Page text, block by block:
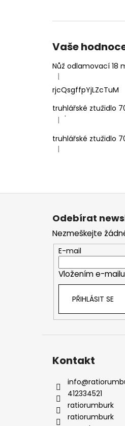
Vaše
Nůž odlamovací 18
Hodnocení
|
rjcQsgffpYjLZcTuM
truhlářské ztužidlo
Hodnocení
| '
truhlářské ztužidlo
Hodnocení
|
Z
Odebírat
Nezmeškejte
E-mail
Vložením e-
PŘIHLÁSIT SE
Kontakt
info@
412334521
ratiorumburk
ratiorumburk